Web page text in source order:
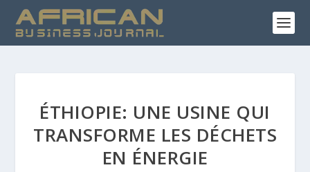
ÉTHIOPIE: UNE USINE QUI
TRANSFORME LES DÉCHETS
EN ÉNERGIE